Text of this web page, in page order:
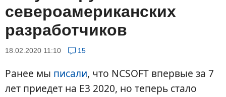
североамериканских
разработчиков
18.02.2020 11:10 15
Ранее мы писали, что NCSOFT впервые за 7
лет приедет на E3 2020, но теперь стало